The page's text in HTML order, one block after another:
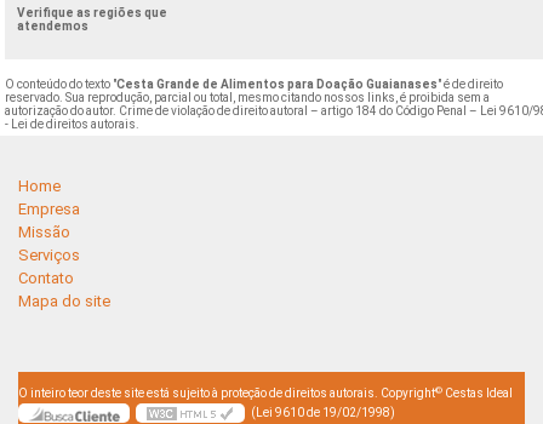
Verifique as regiões que
atendemos
O conteúdo do texto "Cesta Grande de Alimentos para Doação Guaianases" é de direito
reservado. Sua reprodução, parcial ou total, mesmo citando nossos links, é proibida sem a
autorização do autor. Crime de violação de direito autoral – artigo 184 do Código Penal –
Lei 9610/
- Lei de direitos autorais
Home
Empresa
Missão
Serviços
Contato
Mapa do site
O inteiro teor deste site está sujeito à proteção de direitos autorais. Copyright© Cestas Ideal
(Lei 9610 de 19/02/1998)